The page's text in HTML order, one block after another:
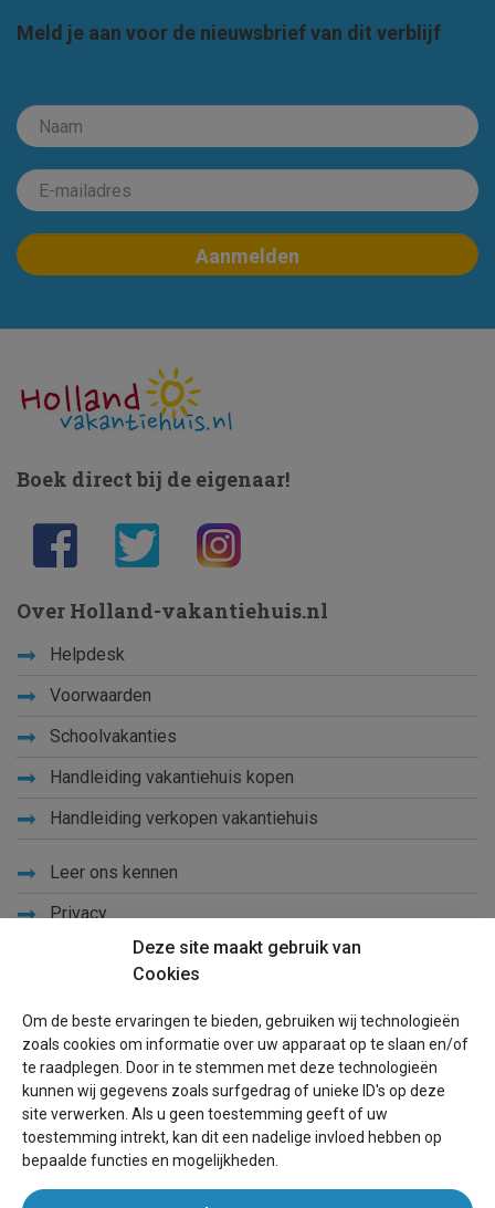
Meld je aan voor de nieuwsbrief van dit verblijf
Deze site maakt gebruik van
Cookies
Om de beste ervaringen te bieden, gebruiken wij technologieën
zoals cookies om informatie over uw apparaat op te slaan en/of
te raadplegen. Door in te stemmen met deze technologieën
kunnen wij gegevens zoals surfgedrag of unieke ID's op deze
site verwerken. Als u geen toestemming geeft of uw
toestemming intrekt, kan dit een nadelige invloed hebben op
bepaalde functies en mogelijkheden.
Boek direct bij de eigenaar!
Over Holland-vakantiehuis.nl
Helpdesk
Voorwaarden
Schoolvakanties
Handleiding vakantiehuis kopen
Handleiding verkopen vakantiehuis
Leer ons kennen
Privacy
Blog
Voor eigenaren
Een advertentie plaatsen